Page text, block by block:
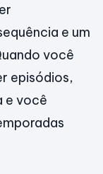
e um
você
episódios,
e você